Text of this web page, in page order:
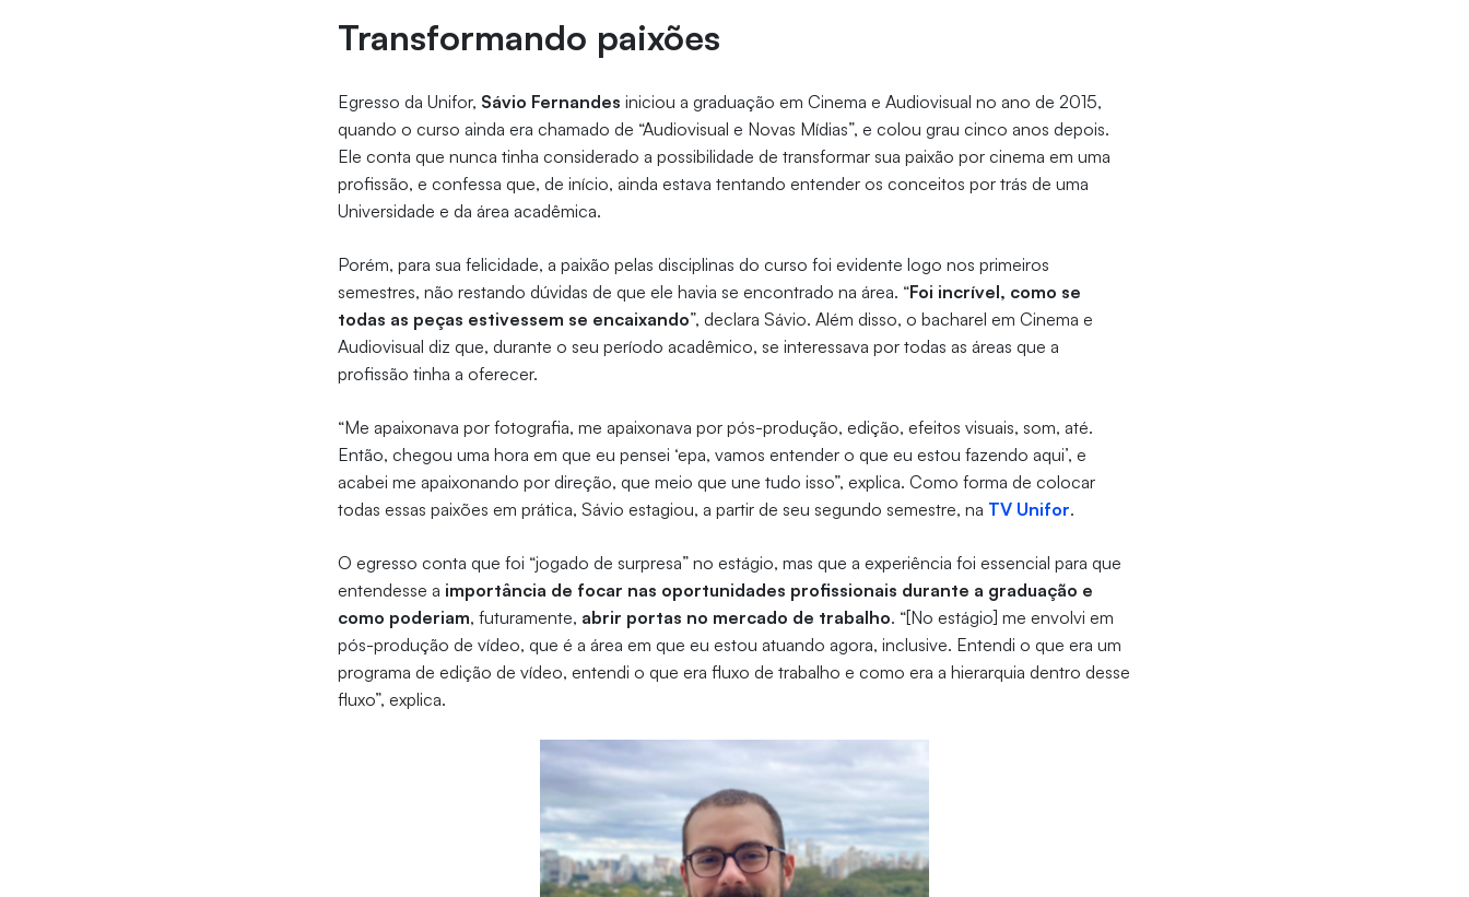
Transformando paixões
Egresso da Unifor, Sávio Fernandes iniciou a graduação em Cinema e Audiovisual no ano de 2015,
quando o curso ainda era chamado de “Audiovisual e Novas Mídias”, e colou grau cinco anos depois.
Ele conta que nunca tinha considerado a possibilidade de transformar sua paixão por cinema em uma
profissão, e confessa que, de início, ainda estava tentando entender os conceitos por trás de uma
Universidade e da área acadêmica.
Porém, para sua felicidade, a paixão pelas disciplinas do curso foi evidente logo nos primeiros
semestres, não restando dúvidas de que ele havia se encontrado na área. “Foi incrível, como se
todas as peças estivessem se encaixando”, declara Sávio. Além disso, o bacharel em Cinema e
Audiovisual diz que, durante o seu período acadêmico, se interessava por todas as áreas que a
profissão tinha a oferecer.
“Me apaixonava por fotografia, me apaixonava por pós-produção, edição, efeitos visuais, som, até.
Então, chegou uma hora em que eu pensei ‘epa, vamos entender o que eu estou fazendo aqui’, e
acabei me apaixonando por direção, que meio que une tudo isso”, explica. Como forma de colocar
todas essas paixões em prática, Sávio estagiou, a partir de seu segundo semestre, na TV Unifor.
O egresso conta que foi “jogado de surpresa” no estágio, mas que a experiência foi essencial para que
entendesse a importância de focar nas oportunidades profissionais durante a graduação e
como poderiam, futuramente, abrir portas no mercado de trabalho. “[No estágio] me envolvi em
pós-produção de vídeo, que é a área em que eu estou atuando agora, inclusive. Entendi o que era um
programa de edição de vídeo, entendi o que era fluxo de trabalho e como era a hierarquia dentro desse
fluxo”, explica.